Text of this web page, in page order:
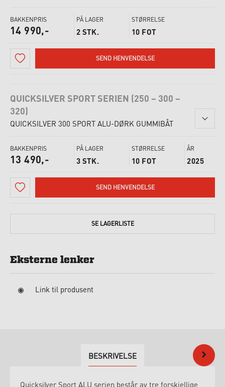
BAKKENPRIS
14 990,-
PÅ LAGER
2 STK.
STØRRELSE
10 FOT
SEND HENVENDELSE
QUICKSILVER SPORT SERIEN (250 – 300 –
320)
QUICKSILVER 300 SPORT ALU-DØRK GUMMIBÅT
BAKKENPRIS
13 490,-
PÅ LAGER
3 STK.
STØRRELSE
10 FOT
ÅR
2025
SEND HENVENDELSE
SE LAGERLISTE
Eksterne lenker
Link til produsent
BESKRIVELSE
Quicksilver Sport ALU serien består av tre forskjellige